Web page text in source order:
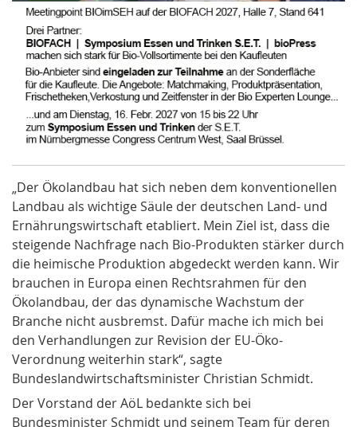
„Der Ökolandbau hat sich neben dem konventionellen
Landbau als wichtige Säule der deutschen Land- und
Ernährungswirtschaft etabliert. Mein Ziel ist, dass die
steigende Nachfrage nach Bio-Produkten stärker durch
die heimische Produktion abgedeckt werden kann. Wir
brauchen in Europa einen Rechtsrahmen für den
Ökolandbau, der das dynamische Wachstum der
Branche nicht ausbremst. Dafür mache ich mich bei
den Verhandlungen zur Revision der EU-Öko-
Verordnung weiterhin stark“, sagte
Bundeslandwirtschaftsminister Christian Schmidt.
Der Vorstand der AöL bedankte sich bei
Bundesminister Schmidt und seinem Team für deren